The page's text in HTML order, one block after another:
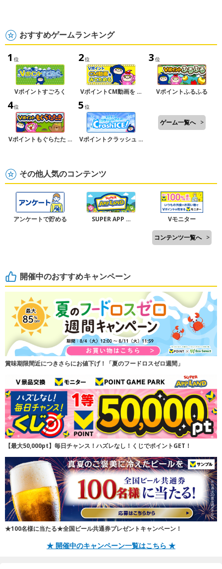
おすすめゲームランキング
1 位
Vポイントすごろく
2位
VポイントCM動画を …
3 位
Vポイントふるふる
4位
Vポイントもぐらたた …
5 位
Vポイントクラッシュ …
ゲーム一覧へ >
その他人気のコンテンツ
アンケートで貯める SUPER APP … Vモニター
コンテンツ一覧へ >
開催中のおすすめキャンペーン
賞味期限間近につきさらにお値下げ！「夏のフードロスゼロ週間」
【最大50,000pt】毎日チャンス！ハズレなし！くじでポイントGET！
★100名様に当たる★全国ビール共通券プレゼントキャンペーン！
★ 開催中のキャンペーン一覧はこちら ★